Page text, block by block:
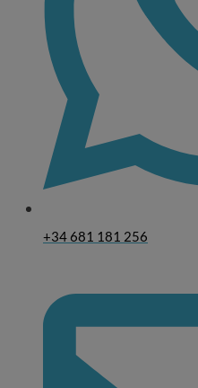
+34 681 181 256